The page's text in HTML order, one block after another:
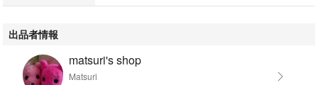
出品者情報
matsuri's shop
Matsuri